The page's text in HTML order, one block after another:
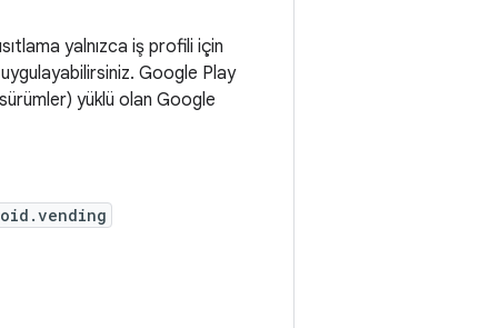
yalnızca iş profili için
Google Play
yüklü olan Google